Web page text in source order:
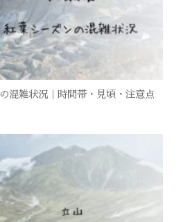
混雑状況｜時間帯・見頃・注意点